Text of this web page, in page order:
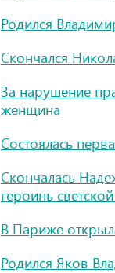
Родился
Скончался
За нарушение
женщина
Состоялась
Скончалась
героинь
В Париже
Родился Яков